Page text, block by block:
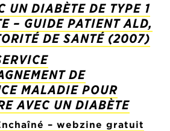
UN DIABÈTE DE TYPE 1
– GUIDE PATIENT ALD,
DE SANTÉ (2007)
DE
MALADIE POUR
AVEC UN DIABÈTE
– webzine gratuit